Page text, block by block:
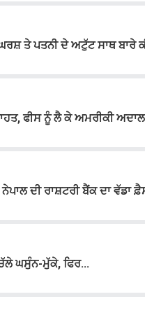
ਤੇ ਪਤਨੀ ਦੇ ਅਟੁੱਟ ਸਾਥ ਬਾਰੇ
ਫੀਸ ਨੂੰ ਲੈ ਕੇ ਅਮਰੀਕੀ
ਦੀ ਰਾਸ਼ਟਰੀ ਬੈਂਕ ਦਾ ਵੱਡਾ
ਘਸੁੰਨ-ਮੁੱਕੇ, ਫਿਰ...